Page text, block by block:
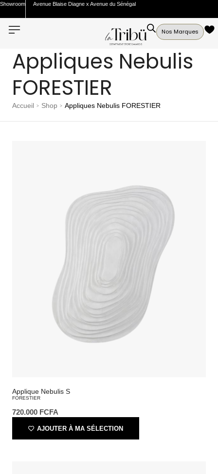
Showroom Avenue Blaise Diagne x Avenue du Sénégal
Nos Marques
Appliques Nebulis
FORESTIER
Accueil > Shop > Appliques Nebulis FORESTIER
Applique Nebulis S
FORESTIER
720.000 FCFA
AJOUTER À MA SÉLECTION